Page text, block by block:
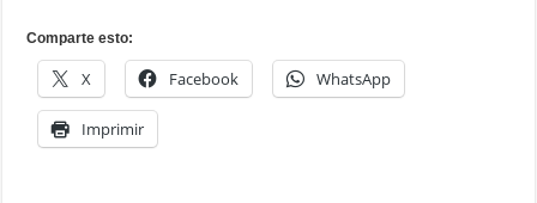
Comparte esto:
X Facebook WhatsApp
Imprimir